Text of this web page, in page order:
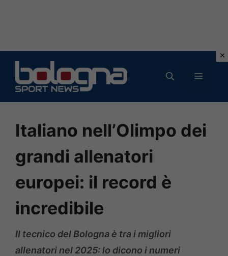
contenuto
MENU
Italiano nell’Olimpo dei
grandi allenatori
europei: il record è
incredibile
Il tecnico del Bologna è tra i migliori
allenatori nel 2025: lo dicono i numeri